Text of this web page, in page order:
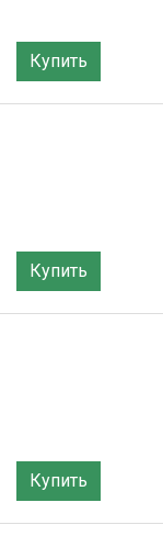
Купить
Купить
Купить